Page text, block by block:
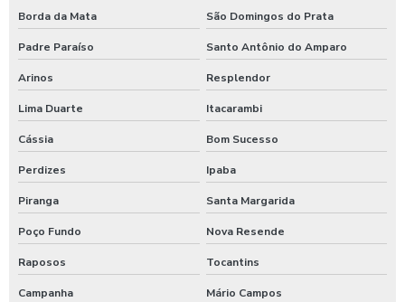
Timer para ducha de praia
Borda da Mata São Domingos do Prata
Padre Paraíso Santo Antônio do Amparo
Arinos Resplendor
Lima Duarte Itacarambi
Cássia Bom Sucesso
Perdizes Ipaba
Piranga Santa Margarida
Poço Fundo Nova Resende
Raposos Tocantins
Campanha Mário Campos